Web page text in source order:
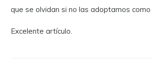
que se olvidan si no las adoptamos como
Excelente artículo.